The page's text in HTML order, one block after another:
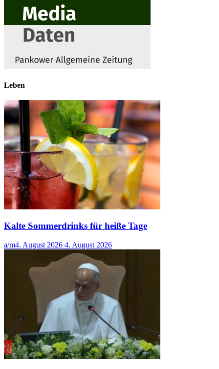
Leben
Kalte Sommerdrinks für heiße Tage
a/m4. August 2026 4. August 2026